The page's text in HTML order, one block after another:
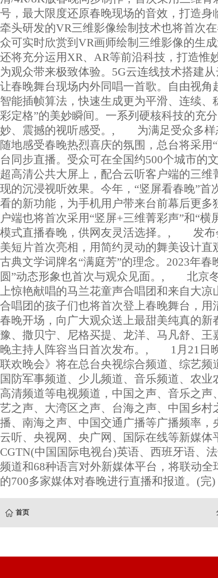
号，最大限度还原春晚现场的音效，打造身
牵头研发的VR三维影像绘制技术也将首次
众可实时欣赏到VR画师绘制三维影像的
还将充分运用XR、AR等前沿科技，打造惟
为观众带来极致体验。5G云连线技术搭建
让春晚舞台现场内外同唱一首歌。自由视角
智能插帧算法，快速生成更为平滑、连续、
彩定格”的美妙瞬间。一系列硬核科技的充
妙、震撼的视听感受。, 为满足受众多样
随地感受春晚热烈喜庆的氛围，总台将采用
台同步直播。受众可在全国约500个城市的
超高清公共大屏上，配合云听客户端的三维
现的沉浸视听效果。今年，“竖屏看春晚”首
看的新功能，为手机用户带来台前幕后更多
户端也将首次采用“竖屏+三维菁彩声”和“横
模式直播春晚，供网友灵活选择。, 发布
美短片首次亮相，用简约灵动的舞美设计直
古典文学词牌名“满庭芳”的理念。2023年春
圆”动态形象也首次与观众见面。, 北京
上惊艳献唱的马兰花童声合唱团和来自大
合唱团的孩子们也将首次登上春晚舞台，用
春晚开场，向广大观众送上最甜美纯真
豫、撒贝宁、尼格买提、龙洋、马凡舒、王
晚主持人阵容当日首次发布。, 1月21日
联欢晚会》将在总台央视综合频道、综艺频
国防军事频道、少儿频道、音乐频道、农
高清频道等电视频道，中国之声、音乐之声
艺之声、大湾区之声、台海之声、中国乡村
播、南海之声、中国交通广播等广播频率，
云听、央视网、央广网、国际在线等新
CGTN(中国国际电视台)英语、西班牙语、
频道和68种语言对外新媒体平台，将联动全
的700多家媒体对春晚进行直播和报道。(完)
首页